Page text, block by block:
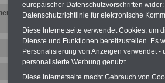
SeminarService zum
Aus der Praxis für die
Behörden und sonstigen
auch für Personalräte und
das Jahr 2021 und Orte
europäischer Datenschutzvorschriften
Datenschutzrichtlinie für elektronische
Diese Internetseite verwendet Cookies, um
Dienste und Funktionen bereitzustellen. Es
Personalisierung von Anzeigen verwendet
personalisierte Werbung genutzt.
Diese Internetseite macht Gebrauch von